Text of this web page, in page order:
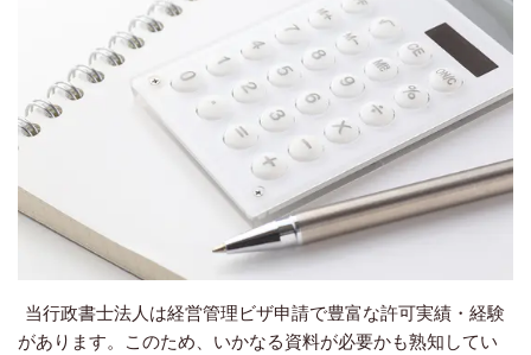
当行政書士法人は経営管理ビザ申請で豊富な許可実績・経験
があります。このため、いかなる資料が必要かも熟知してい